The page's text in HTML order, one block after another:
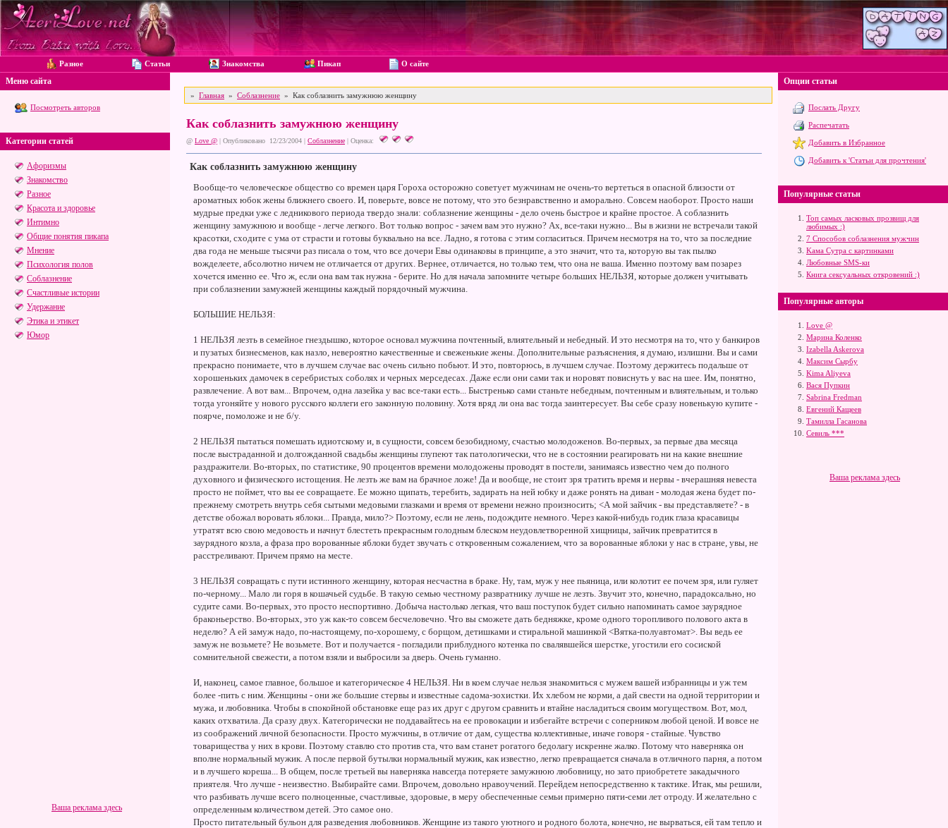
Разное Статьи Знакомства Пикап О сайте
Меню сайта
Посмотреть авторов
Категории статей
Афоризмы
Знакомство
Разное
Красота и здоровье
Интимно
Общие понятия пикапа
Мнение
Психология полов
Соблазнение
Счастливые истории
Удержание
Этика и этикет
Юмор
Ваша реклама здесь
» Главная » Соблазнение » Как соблазнить замужнюю женщину
Как соблазнить замужнюю женщину
@ Love @ | Опубликовано 12/23/2004 | Соблазнение | Оценка:
Как соблазнить замужнюю женщину
Вообще-то человеческое общество со времен царя Гороха осторожно советует мужчинам не очень-то вертеться в опасной близости от
ароматных юбок жены ближнего своего. И, поверьте, вовсе не потому, что это безнравственно и аморально. Совсем наоборот. Просто наши
мудрые предки уже с ледникового периода твердо знали: соблазнение женщины - дело очень быстрое и крайне простое. А соблазнить
женщину замужнюю и вообще - легче легкого. Вот только вопрос - зачем вам это нужно? Ах, все-таки нужно... Вы в жизни не встречали такой
красотки, сходите с ума от страсти и готовы буквально на все. Ладно, я готова с этим согласиться. Причем несмотря на то, что за последние
два года не меньше тысячи раз писала о том, что все дочери Евы одинаковы в принципе, а это значит, что та, которую вы так пылко
вожделеете, абсолютно ничем не отличается от других. Вернее, отличается, но только тем, что она не ваша. Именно поэтому вам позарез
хочется именно ее. Что ж, если она вам так нужна - берите. Но для начала запомните четыре больших НЕЛЬЗЯ, которые должен учитывать
при соблазнении замужней женщины каждый порядочный мужчина.
БОЛЬШИЕ НЕЛЬЗЯ:
1 НЕЛЬЗЯ лезть в семейное гнездышко, которое основал мужчина почтенный, влиятельный и небедный. И это несмотря на то, что у банкиров
и пузатых бизнесменов, как назло, невероятно качественные и свеженькие жены. Дополнительные разъяснения, я думаю, излишни. Вы и сами
прекрасно понимаете, что в лучшем случае вас очень сильно побьют. И это, повторюсь, в лучшем случае. Поэтому держитесь подальше от
хорошеньких дамочек в серебристых соболях и черных мерседесах. Даже если они сами так и норовят повиснуть у вас на шее. Им, понятно,
развлечение. А вот вам... Впрочем, одна лазейка у вас все-таки есть... Быстренько сами станьте небедным, почтенным и влиятельным, и только
тогда угоняйте у нового русского коллеги его законную половину. Хотя вряд ли она вас тогда заинтересует. Вы себе сразу новенькую купите -
поярче, помоложе и не б/у.
2 НЕЛЬЗЯ пытаться помешать идиотскому и, в сущности, совсем безобидному, счастью молодоженов. Во-первых, за первые два месяца
после выстраданной и долгожданной свадьбы женщины глупеют так патологически, что не в состоянии реагировать ни на какие внешние
раздражители. Во-вторых, по статистике, 90 процентов времени молодожены проводят в постели, занимаясь известно чем до полного
духовного и физического истощения. Не лезть же вам на брачное ложе! Да и вообще, не стоит зря тратить время и нервы - вчерашняя невеста
просто не поймет, что вы ее совращаете. Ее можно щипать, теребить, задирать на ней юбку и даже ронять на диван - молодая жена будет по-
прежнему смотреть внутрь себя сытыми медовыми глазками и время от времени нежно произносить; <А мой зайчик - вы представляете? - в
детстве обожал воровать яблоки... Правда, мило?> Поэтому, если не лень, подождите немного. Через какой-нибудь годик глаза красавицы
утратят всю свою медовость и начнут блестеть прекрасным голодным блеском неудовлетворенной хищницы, зайчик превратится в
заурядного козла, а фраза про ворованные яблоки будет звучать с откровенным сожалением, что за ворованные яблоки у нас в стране, увы, не
расстреливают. Причем прямо на месте.
3 НЕЛЬЗЯ совращать с пути истинного женщину, которая несчастна в браке. Ну, там, муж у нее пьяница, или колотит ее почем зря, или гуляет
по-черному... Мало ли горя в кошачьей судьбе. В такую семью честному развратнику лучше не лезть. Звучит это, конечно, парадоксально, но
судите сами. Во-первых, это просто неспортивно. Добыча настолько легкая, что ваш поступок будет сильно напоминать самое заурядное
браконьерство. Во-вторых, это уж как-то совсем бесчеловечно. Что вы сможете дать бедняжке, кроме одного торопливого полового акта в
неделю? А ей замуж надо, по-настоящему, по-хорошему, с борщом, детишками и стиральной машинкой <Вятка-полуавтомат>. Вы ведь ее
замуж не возьмете? Не возьмете. Вот и получается - погладили приблудного котенка по свалявшейся шерстке, угостили его сосиской
сомнительной свежести, а потом взяли и выбросили за дверь. Очень гуманно.
И, наконец, самое главное, большое и категорическое 4 НЕЛЬЗЯ. Ни в коем случае нельзя знакомиться с мужем вашей избранницы и уж тем
более -пить с ним. Женщины - они же большие стервы и известные садома-зохистки. Их хлебом не корми, а дай свести на одной территории и
мужа, и любовника. Чтобы в спокойной обстановке еще раз их друг с другом сравнить и втайне насладиться своим могуществом. Вот, мол,
каких отхватила. Да сразу двух. Категорически не поддавайтесь на ее провокации и избегайте встречи с соперником любой ценой. И вовсе не
из соображений личной безопасности. Просто мужчины, в отличие от дам, существа коллективные, иначе говоря - стайные. Чувство
товарищества у них в крови. Поэтому ставлю сто против ста, что вам станет рогатого бедолагу искренне жалко. Потому что наверняка он
вполне нормальный мужик. А после первой бутылки нормальный мужик, как известно, легко превращается сначала в отличного парня, а потом
и в лучшего кореша... В общем, после третьей вы наверняка навсегда потеряете замужнюю любовницу, но зато приобретете закадычного
приятеля. Что лучше - неизвестно. Выбирайте сами. Впрочем, довольно нравоучений. Перейдем непосредственно к тактике. Итак, мы решили,
что разбивать лучше всего полноценные, счастливые, здоровые, в меру обеспеченные семьи примерно пяти-семи лет отроду. И желательно с
определенным количеством детей. Это самое оно.
Просто питательный бульон для разведения любовников. Женщине из такого уютного и родного болота, конечно, не вырваться, ей там тепло и
Опции статьи
Послать Другу
Распечатать
Добавить в Избранное
Добавить к 'Статьи для прочтения'
Популярные статьи
Топ самых ласковых прозвищ для
любимых :)
7 Способов соблазнения мужчин
Kама Сутра с картинками
Любовные SMS-ки
Книга сексуальных откровений :)
Популярные авторы
Love @
Марина Коленко
Izabella Askerova
Максим Сырбу
Kima Aliyeva
Вася Пупкин
Sabrina Fredman
Евгений Кащеев
Тамилла Гасанова
Севиль ***
Ваша реклама здесь